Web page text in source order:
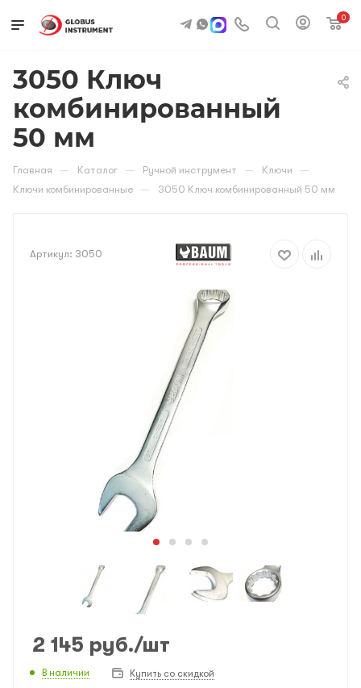
0
3050 Ключ
комбинированный
50 мм
Главная — Каталог — Ручной инструмент — Ключи —
Ключи комбинированные — 3050 Ключ комбинированный 50 мм
Артикул: 3050
2 145 руб./шт
В наличии Купить со скидкой